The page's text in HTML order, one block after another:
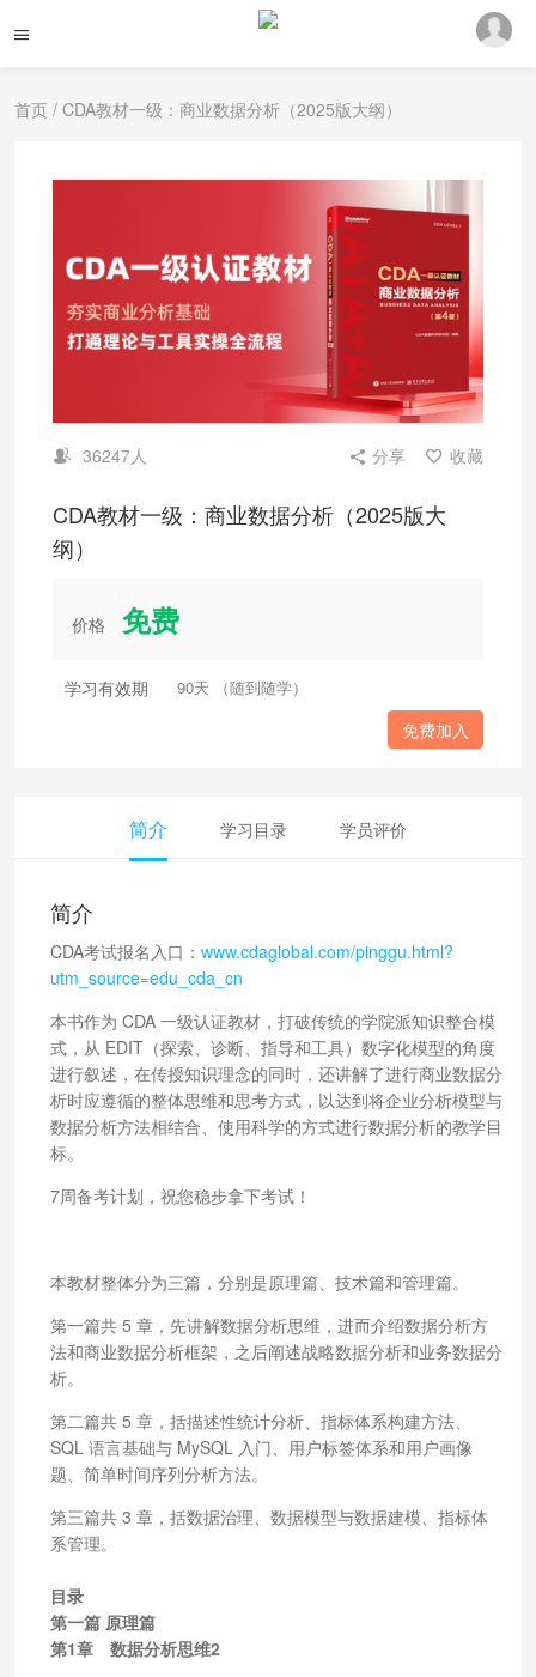
首页 / CDA教材一级：商业数据分析（2025版大纲）
36247人 分享 收藏
CDA教材一级：商业数据分析（2025版大
纲）
价格 免费
学习有效期 90天 （随到随学）
免费加入
简介 学习目录 学员评价
简介
CDA考试报名入口： www.cdaglobal.com/pinggu.html?
utm_source=edu_cda_cn
本书作为 CDA 一级认证教材，打破传统的学院派知识整合模
式，从 EDIT（探索、诊断、指导和工具）数字化模型的角度
进行叙述，在传授知识理念的同时，还讲解了进行商业数据分
析时应遵循的整体思维和思考方式，以达到将企业分析模型与
数据分析方法相结合、使用科学的方式进行数据分析的教学目
标。
7周备考计划，祝您稳步拿下考试！
本教材整体分为三篇，分别是原理篇、技术篇和管理篇。
第一篇共 5 章，先讲解数据分析思维，进而介绍数据分析方
法和商业数据分析框架，之后阐述战略数据分析和业务数据分
析。
第二篇共 5 章，括描述性统计分析、指标体系构建方法、
SQL 语言基础与 MySQL 入门、用户标签体系和用户画像
题、简单时间序列分析方法。
第三篇共 3 章，括数据治理、数据模型与数据建模、指标体
系管理。
目录
第一篇 原理篇
第1章 数据分析思维2